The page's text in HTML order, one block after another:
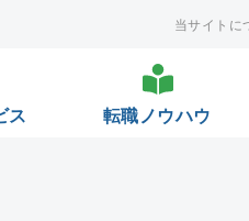
当サイトに
ス 転職ノウハウ